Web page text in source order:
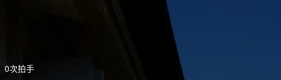
0次拍手